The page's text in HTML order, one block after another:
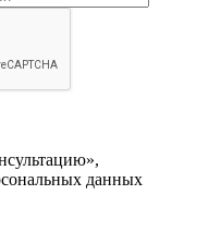
данных